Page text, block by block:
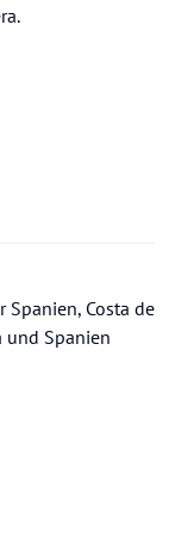
Costa de
und Spanien